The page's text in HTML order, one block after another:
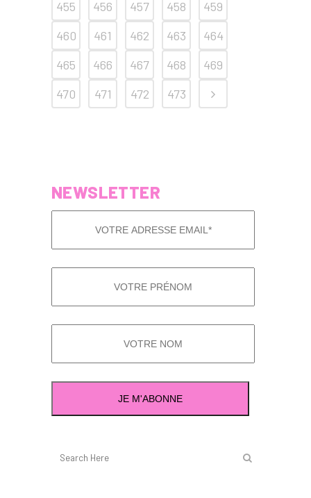
455 456 457 458
459
460
461 462 463
464
465
466 467 468
469
470
471 472 473
NEWSLETTER